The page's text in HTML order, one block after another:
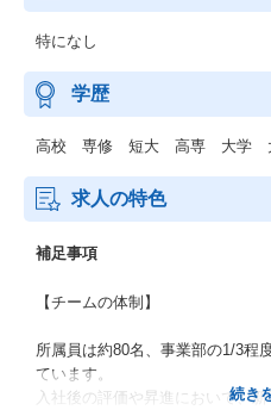
特になし
学歴
高校 専修 短大 高専 大学
求人の特色
補足事項
【チームの体制】
所属員は約80名、事業部の1/3程
ています。
入社後の評価や昇進において、